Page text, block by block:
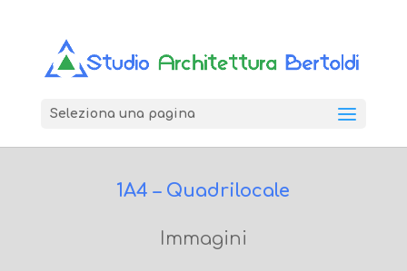
Seleziona una pagina
1A4 – Quadrilocale
Immagini